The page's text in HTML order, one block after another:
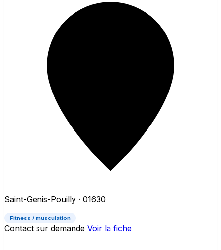
Saint-Genis-Pouilly · 01630
Fitness / musculation
Contact sur demande Voir la fiche